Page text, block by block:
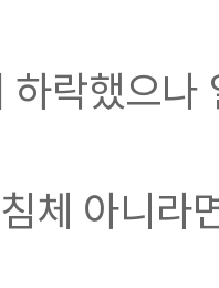
하락했으나
체 아니라